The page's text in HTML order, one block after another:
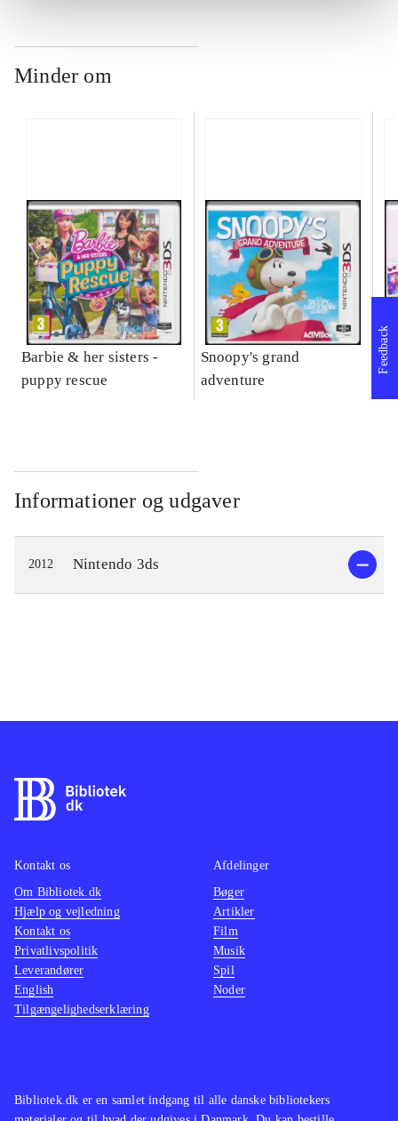
Minder om
Barbie & her sisters -
puppy rescue
Snoopy's grand
adventure
Informationer og udgaver
2012 Nintendo 3ds
Feedback
Bibliotek.dk er en samlet indgang til alle danske bibliotekers
Kontakt os
Om Bibliotek.dk
Hjælp og vejledning
Kontakt os
Privatlivspolitik
Leverandører
English
Tilgængelighedserklæring
Afdelinger
Bøger
Artikler
Film
Musik
Spil
Noder